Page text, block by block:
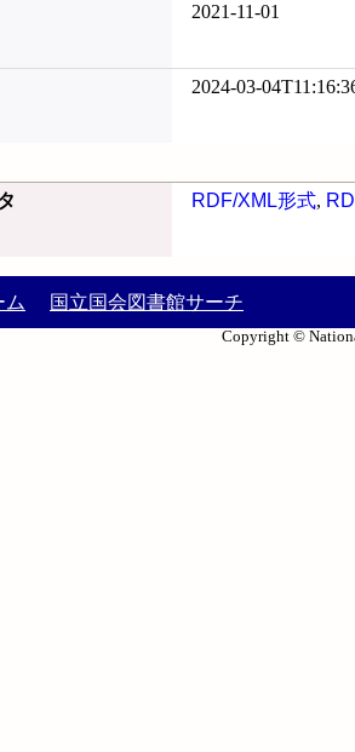
2021-11-01
2024-03-
RDF/XML形式,
ム 国立国会図書館サーチ
Copyright ©